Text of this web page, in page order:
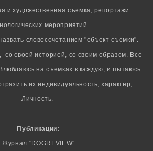
и художественная съемка, репортажи
мероприятий.
словосочетанием "объект съемки".
своей историей, со своим образом. Все
на съемках в каждую, и пытаюсь
их индивидуальность, характер,
Личность.
Публикации:
Журнал "DOGREVIEW"